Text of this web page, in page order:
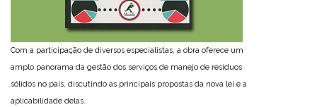
Com a participação de diversos especialistas, a obra oferece um
amplo panorama da gestão dos serviços de manejo de resíduos
sólidos no país, discutindo as principais propostas da nova lei e a
aplicabilidade delas.